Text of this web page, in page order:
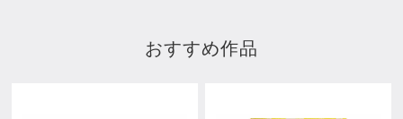
おすすめ作品